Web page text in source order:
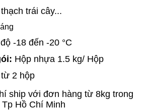
trái cây...
-18 đến -20 °C
Hộp nhựa 1.5 kg/ Hộp
2 hộp
ship với đơn hàng từ 8kg trong
Hồ Chí Minh